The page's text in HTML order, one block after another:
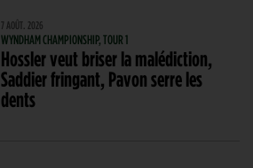
7 AOÛT. 2026
WYNDHAM CHAMPIONSHIP, TOUR 1
Hossler veut briser la malédiction,
Saddier fringant, Pavon serre les
dents